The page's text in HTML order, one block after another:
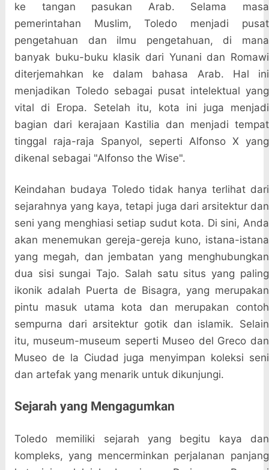
ke tangan pasukan Arab. Selama masa
pemerintahan Muslim, Toledo menjadi pusat
pengetahuan dan ilmu pengetahuan, di mana
banyak buku-buku klasik dari Yunani dan Romawi
diterjemahkan ke dalam bahasa Arab. Hal ini
menjadikan Toledo sebagai pusat intelektual yang
vital di Eropa. Setelah itu, kota ini juga menjadi
bagian dari kerajaan Kastilia dan menjadi tempat
tinggal raja-raja Spanyol, seperti Alfonso X yang
dikenal sebagai "Alfonso the Wise".
Keindahan budaya Toledo tidak hanya terlihat dari
sejarahnya yang kaya, tetapi juga dari arsitektur dan
seni yang menghiasi setiap sudut kota. Di sini, Anda
akan menemukan gereja-gereja kuno, istana-istana
yang megah, dan jembatan yang menghubungkan
dua sisi sungai Tajo. Salah satu situs yang paling
ikonik adalah Puerta de Bisagra, yang merupakan
pintu masuk utama kota dan merupakan contoh
sempurna dari arsitektur gotik dan islamik. Selain
itu, museum-museum seperti Museo del Greco dan
Museo de la Ciudad juga menyimpan koleksi seni
dan artefak yang menarik untuk dikunjungi.
Sejarah yang Mengagumkan
Toledo memiliki sejarah yang begitu kaya dan
kompleks, yang mencerminkan perjalanan panjang